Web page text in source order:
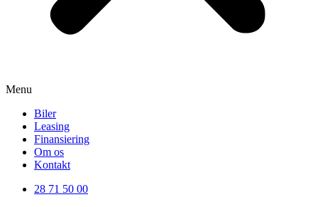
Menu
Biler
Leasing
Finansiering
Om os
Kontakt
28 71 50 00